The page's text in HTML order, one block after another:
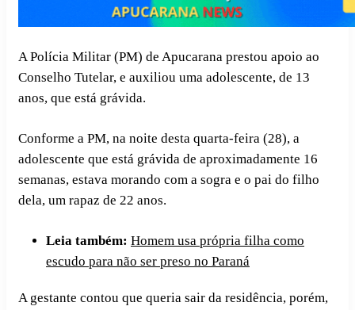
A Polícia Militar (PM) de Apucarana prestou apoio ao
Conselho Tutelar, e auxiliou uma adolescente, de 13
anos, que está grávida.
Conforme a PM, na noite desta quarta-feira (28), a
adolescente que está grávida de aproximadamente 16
semanas, estava morando com a sogra e o pai do filho
dela, um rapaz de 22 anos.
Leia também: Homem usa própria filha como
escudo para não ser preso no Paraná
A gestante contou que queria sair da residência, porém,